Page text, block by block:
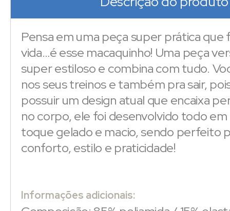
Pensa em uma peça super prática que
vida…é esse macaquinho! Uma peça
super estiloso e combina com tudo.
nos seus treinos e também pra sair,
possuir um design atual que encaixa
no corpo, ele foi desenvolvido todo
toque gelado e macio, sendo perfeito
conforto, estilo e praticidade!
Informações adicionais: